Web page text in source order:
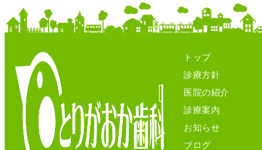
トップ
診療方針
医院の紹介
診療案内
お知らせ
ブログ